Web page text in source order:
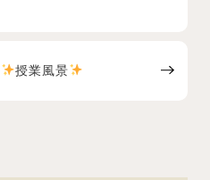
授業風景